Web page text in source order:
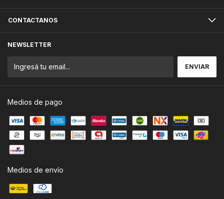
CONTACTANOS
NEWSLETTER
Medios de pago
Medios de envío